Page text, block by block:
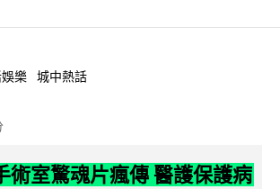
樂 城中熱話
術室驚魂片瘋傳 醫護保護病